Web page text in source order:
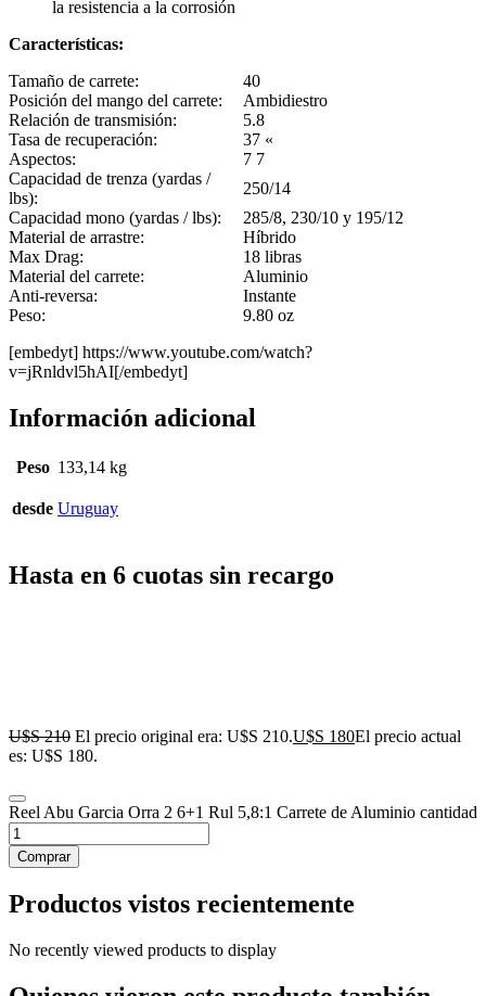
la resistencia a la corrosión
Características:
Tamaño de carrete:
40
Posición del mango del carrete:
Ambidiestro
Relación de transmisión:
5.8
Tasa de recuperación:
37 «
Aspectos:
7 7
Capacidad de trenza (yardas /
lbs):
250/14
Capacidad mono (yardas / lbs):
285/8, 230/10 y 195/12
Material de arrastre:
Híbrido
Max Drag:
18 libras
Material del carrete:
Aluminio
Anti-reversa:
Instante
Peso:
9.80 oz
[embedyt] https://www.youtube.com/watch?
v=jRnldvl5hAI[/embedyt]
Información adicional
Peso 133,14 kg
desde Uruguay
Hasta en 6 cuotas sin recargo
U$S210 El precio original era: U$S 210.U$S 180El precio actual
es: U$S 180.
Reel Abu Garcia Orra 2 6+1 Rul 5,8:1 Carrete de Aluminio cantidad
Comprar
Productos vistos recientemente
No recently viewed products to display